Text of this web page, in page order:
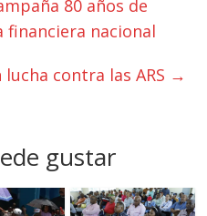
80 años de
financiera nacional
contra las ARS →
gustar